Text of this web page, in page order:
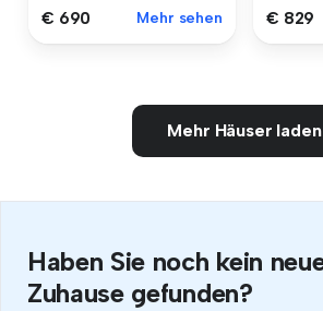
€ 690 Mehr sehen € 829
Mehr Häuser laden
Haben Sie noch kein
Zuhause gefunden?